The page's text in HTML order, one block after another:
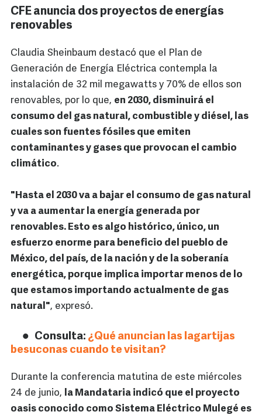
CFE anuncia dos proyectos de energías
renovables
Claudia Sheinbaum destacó que el Plan de
Generación de Energía Eléctrica contempla la
instalación de 32 mil megawatts y 70% de ellos son
renovables, por lo que, en 2030, disminuirá el
consumo del gas natural, combustible y diésel, las
cuales son fuentes fósiles que emiten
contaminantes y gases que provocan el cambio
climático.
"Hasta el 2030 va a bajar el consumo de gas natural
y va a aumentar la energía generada por
renovables. Esto es algo histórico, único, un
esfuerzo enorme para beneficio del pueblo de
México, del país, de la nación y de la soberanía
energética, porque implica importar menos de lo
que estamos importando actualmente de gas
natural", expresó.
Consulta: ¿Qué anuncian las lagartijas
besuconas cuando te visitan?
Durante la conferencia matutina de este miércoles
24 de junio, la Mandataria indicó que el proyecto
oasis conocido como Sistema Eléctrico Mulegé es